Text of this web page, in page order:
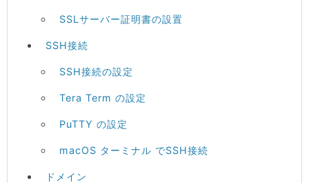
SSLサーバー証明書の設置
SSH接続
SSH接続の設定
Tera Term の設定
PuTTY の設定
macOS ターミナル でSSH接続
ドメイン